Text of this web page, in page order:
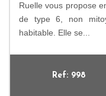
Ruelle vous propose
de type 6, non
habitable. Elle se...
Ref: 998